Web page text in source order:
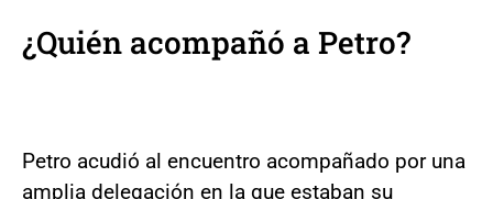
¿Quién acompañó a Petro?
Petro acudió al encuentro acompañado por una
amplia delegación en la que estaban su